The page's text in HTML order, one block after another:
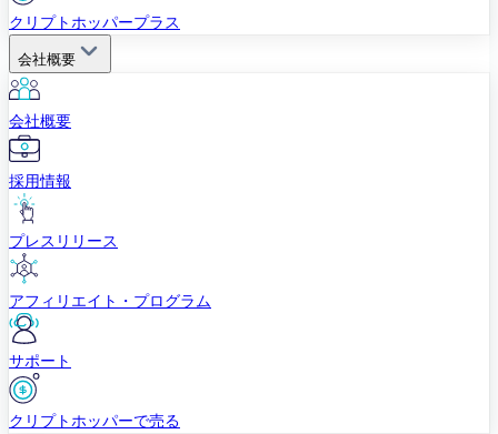
クリプトホッパープラス
会社概要
会社概要
採用情報
プレスリリース
アフィリエイト・プログラム
サポート
クリプトホッパーで売る